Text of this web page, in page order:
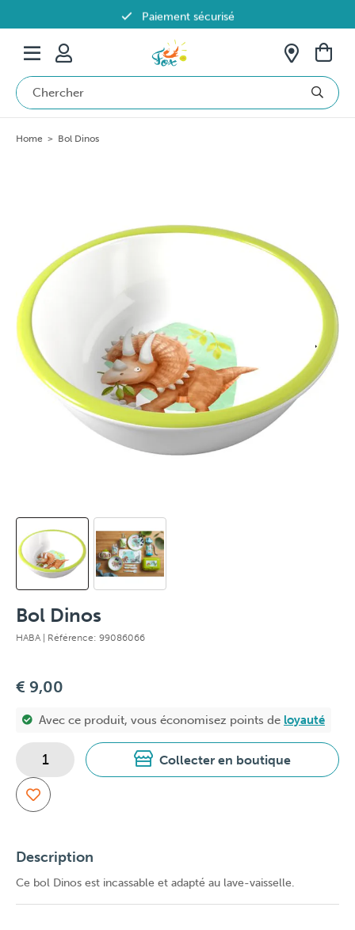
Paiement sécurisé
Livraison offerte dès 69€ en Belgique
Home > Bol Dinos
Bol Dinos
HABA | Référence: 99086066
€ 9,00
Avec ce produit, vous économisez points de loyauté
Collecter en boutique
Description
Ce bol Dinos est incassable et adapté au lave-vaisselle.